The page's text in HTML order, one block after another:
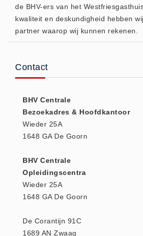
(20)
AED apparaten (11)
Actie (5)
AED
AED batterijen (12)
AED binnen - buiten kasten (11)
AED elektroden (18)
Beademings materialen (6)
AED trainers (14)
BHV Kasten
BHV Kleding
de BHV-ers van het
kwaliteit en deskundigheid hebben
partner waarop wij kunnen rekenen.
Contact
BHV Centrale
Bezoekadres & Hoofdkantoor
Wieder 25A
1648 GA De Goorn
BHV Centrale
Opleidingscentra
Wieder 25A
1648 GA De Goorn
De Corantijn 91C
1689 AN Zwaag